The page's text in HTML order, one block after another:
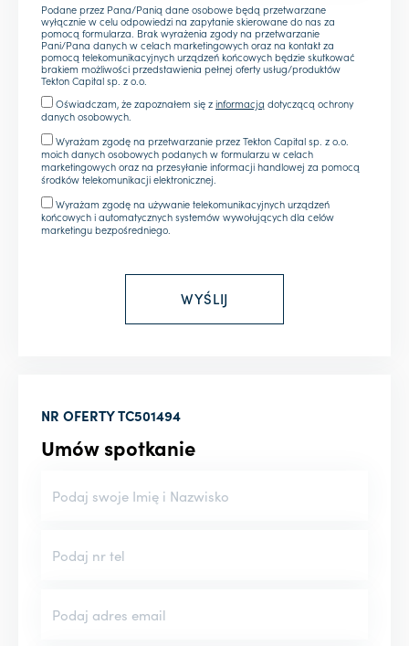
Podane przez Pana/Panią dane osobowe będą przetwarzane
wyłącznie w celu odpowiedzi na zapytanie skierowane do nas za
pomocą formularza. Brak wyrażenia zgody na przetwarzanie
Pani/Pana danych w celach marketingowych oraz na kontakt za
pomocą telekomunikacyjnych urządzeń końcowych będzie skutkować
brakiem możliwości przedstawienia pełnej oferty usług/produktów
Tekton Capital sp. z o.o.
Oświadczam, że zapoznałem się zinformacją dotyczącą ochrony
danych osobowych.
Wyrażam zgodę na przetwarzanie przez Tekton Capital sp. z o.o.
moich danych osobowych podanych w formularzu w celach
marketingowych oraz na przesyłanie informacji handlowej za pomocą
środków telekomunikacji elektronicznej.
Wyrażam zgodę na używanie telekomunikacyjnych urządzeń
końcowych i automatycznych systemów wywołujących dla celów
marketingu bezpośredniego.
NR OFERTYTC501494
Umów spotkanie